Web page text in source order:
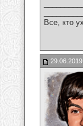
Все, кто